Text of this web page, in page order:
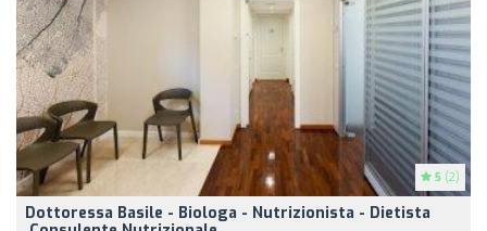
5 (2)
Dottoressa Basile - Biologa - Nutrizionista - Dietista